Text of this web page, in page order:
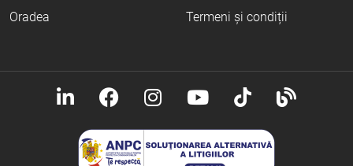
Oradea
Termeni și condiții